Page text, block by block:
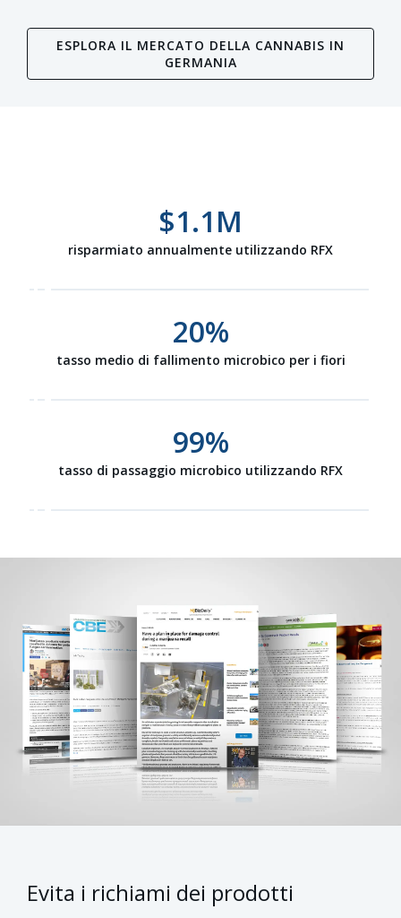
ESPLORA IL MERCATO DELLA CANNABIS IN
GERMANIA
$1.1M
risparmiato annualmente utilizzando RFX
20%
tasso medio di fallimento microbico per i fiori
99%
tasso di passaggio microbico utilizzando RFX
Evita i richiami dei prodotti